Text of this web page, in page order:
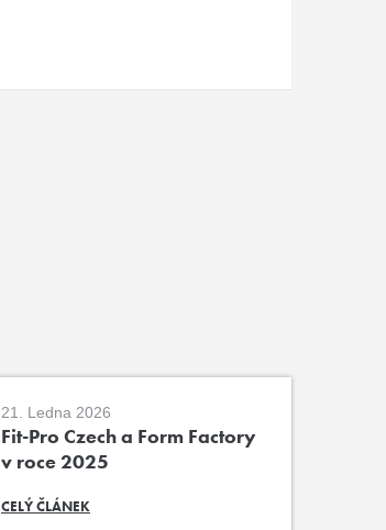
21. Ledna 2026
Fit-Pro Czech a Form Factory
v roce 2025
CELÝ ČLÁNEK